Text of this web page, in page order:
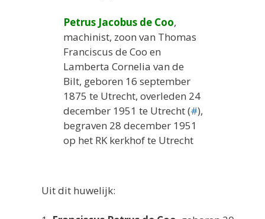
Petrus Jacobus de Coo,
machinist, zoon van Thomas
Franciscus de Coo en
Lamberta Cornelia van de
Bilt, geboren 16 september
1875 te Utrecht, overleden 24
december 1951 te Utrecht (#),
begraven 28 december 1951
op het RK kerkhof te Utrecht
Uit dit huwelijk: